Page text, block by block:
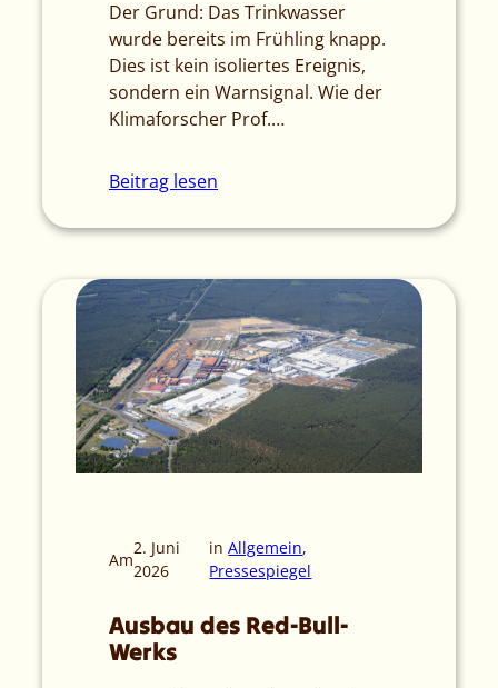
Der Grund: Das Trinkwasser
wurde bereits im Frühling knapp.
Dies ist kein isoliertes Ereignis,
sondern ein Warnsignal. Wie der
Klimaforscher Prof.…
Beitrag lesen
Am
2. Juni
2026
inAllgemein
Pressespiegel
Ausbau des Red-Bull-
Werks